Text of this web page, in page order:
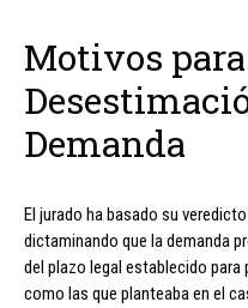
Motivos
Demanda
El jurado ha basado su
dictaminando que la demanda
del plazo legal establecido para
como las que planteaba en el